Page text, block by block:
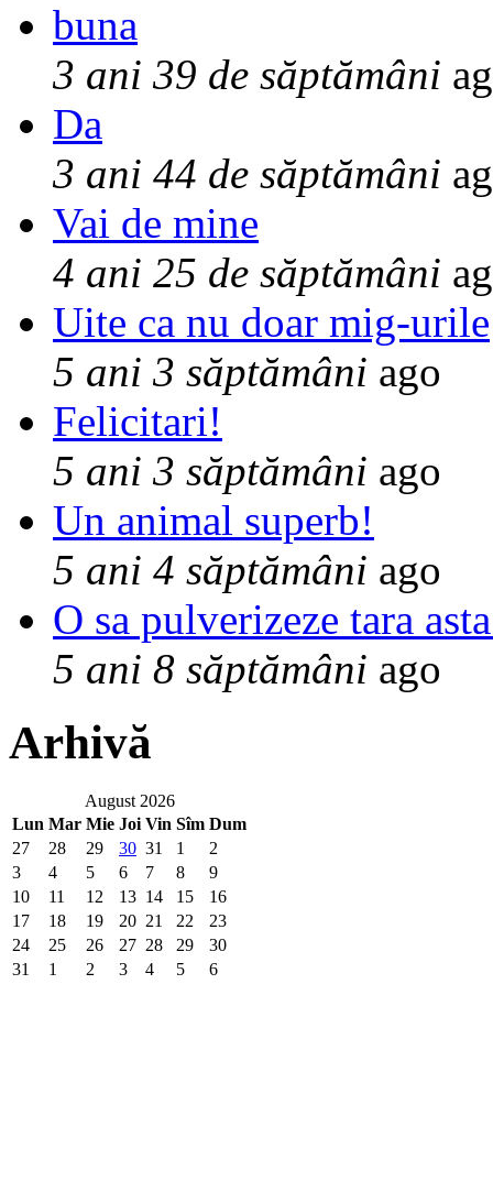
buna
3 ani 39 de săptămâni
Da
3 ani 44 de săptămâni
Vai de mine
4 ani 25 de săptămâni
Uite ca nu doar mig-urile
5 ani 3 săptămâni ago
Felicitari!
5 ani 3 săptămâni ago
Un animal superb!
5 ani 4 săptămâni ago
O sa pulverizeze tara
5 ani 8 săptămâni ago
Arhivă
August 2026
Lun Mar Mie Joi Vin Sîm Dum
27
28 29 30 31 1
2
3
4 5 6 7 8
9
10
11 12 13 14 15
16
17
18 19 20 21 22
23
24
25 26 27 28 29
30
31
1 2 3 4 5 6